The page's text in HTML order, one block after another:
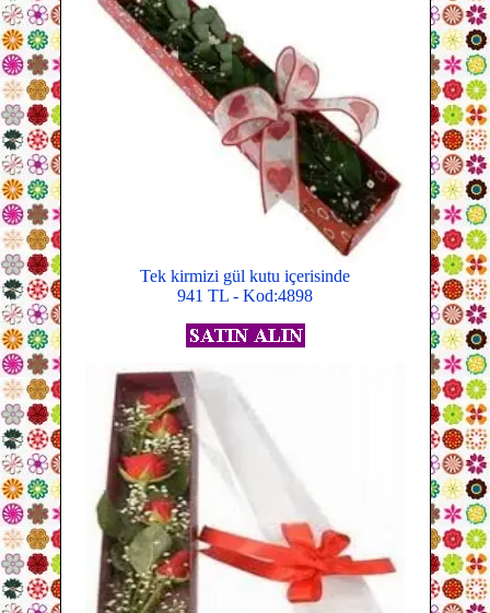
Tek kirmizi gül kutu içerisinde
941 TL - Kod:4898